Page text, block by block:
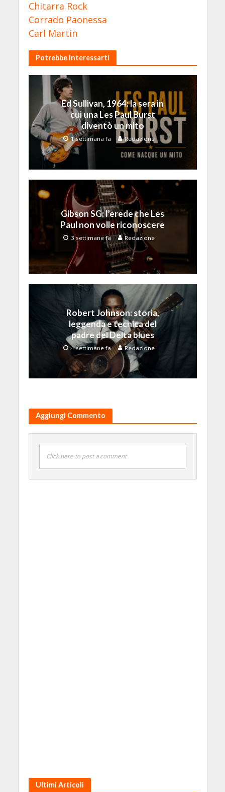
Chitarra Rock
Corrado Paonessa
Carl Martin
Potrebbe Interessarti
Ed Sullivan, 1964: la sera in
cui una Les Paul Burst
diventò un mito
1 settimana fa Redazione
Gibson SG: l’erede che Les
Paul non volle riconoscere
3 settimane fa Redazione
Robert Johnson: storia,
leggenda e tecnica del
padre del Delta blues
4 settimane fa Redazione
Aggiungi Commento
Click here to post a comment
Ultimi Articoli